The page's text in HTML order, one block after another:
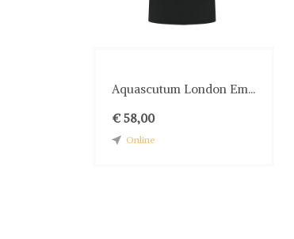
Aquascutum London Em...
€ 58,00
Online